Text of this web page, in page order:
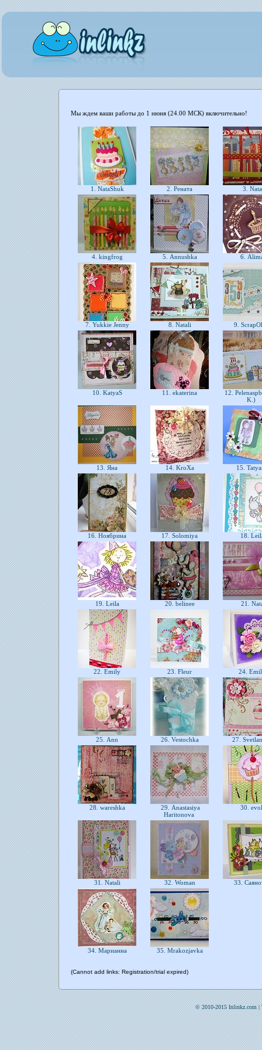
Мы ждем ваши работы до 1 июня (24.00 МСК) включительно!
1. NataShuk 2. Рената 3.
4. kingfrog 5. Annushka 6.
7. Yukkie Jenny 8. Natali 9.
10. KatyaS 11. ekaterina
12.
K.)
13. Яна 14. KroXa 15.
16. Ноябрина 17. Solomiya 18.
19. Leila 20. belinee 21.
22. Emily 23. Fleur 24.
25. Ann 26. Vestochka 27.
28. wareshka
29. Anastasiya
Haritonova
30.
31. Natali 32. Woman 33.
34. Марианна 35. Mrakozjavka
(Cannot add links: Registration/trial expired)
© 2010-2015 Inlinkz.com |